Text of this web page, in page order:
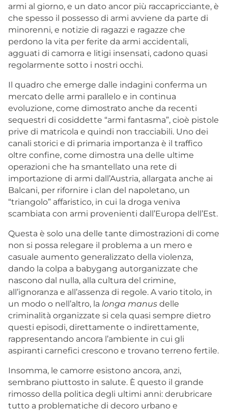
armi al giorno, e un dato ancor più raccapricciante, è
che spesso il possesso di armi avviene da parte di
minorenni, e notizie di ragazzi e ragazze che
perdono la vita per ferite da armi accidentali,
agguati di camorra e litigi insensati, cadono quasi
regolarmente sotto i nostri occhi.
Il quadro che emerge dalle indagini conferma un
mercato delle armi parallelo e in continua
evoluzione, come dimostrato anche da recenti
sequestri di cosiddette “armi fantasma”, cioè pistole
prive di matricola e quindi non tracciabili. Uno dei
canali storici e di primaria importanza è il traffico
oltre confine, come dimostra una delle ultime
operazioni che ha smantellato una rete di
importazione di armi dall’Austria, allargata anche ai
Balcani, per rifornire i clan del napoletano, un
“triangolo” affaristico, in cui la droga veniva
scambiata con armi provenienti dall’Europa dell’Est.
Questa è solo una delle tante dimostrazioni di come
non si possa relegare il problema a un mero e
casuale aumento generalizzato della violenza,
dando la colpa a babygang autorganizzate che
nascono dal nulla, alla cultura del crimine,
all’ignoranza e all’assenza di regole. A vario titolo, in
un modo o nell’altro, la longa manus delle
criminalità organizzate si cela quasi sempre dietro
questi episodi, direttamente o indirettamente,
rappresentando ancora l’ambiente in cui gli
aspiranti carnefici crescono e trovano terreno fertile.
Insomma, le camorre esistono ancora, anzi,
sembrano piuttosto in salute. È questo il grande
rimosso della politica degli ultimi anni: derubricare
tutto a problematiche di decoro urbano e